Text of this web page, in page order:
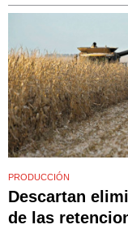
PRODUCCIÓN
Descartan
de las